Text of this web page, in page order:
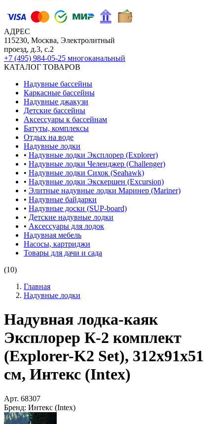
АДРЕС
115230, Москва, Электролитный
проезд, д.3, с.2
+7 (495) 984-05-25 многоканальный
КАТАЛОГ ТОВАРОВ
Надувные бассейны
Каркасные бассейны
Надувные джакузи
Детские бассейны
Аксессуары к бассейнам
Батуты, комплексы
Отдых на воде
Надувные лодки
• Надувные лодки Эксплорер (Explorer)
• Надувные лодки Челенджер (Challenger)
• Надувные лодки Сихок (Seahawk)
• Надувные лодки Экскершен (Excursion)
• Элитные надувные лодки Маринер (Mariner)
• Надувные байдарки
• Надувные доски (SUP-board)
• Детские надувные лодки
• Аксессуары для лодок
Надувная мебель
Насосы, картриджи
Товары для дачи и сада
(10)
Главная
Надувные лодки
Надувная лодка-каяк
Эксплорер К-2 комплект
(Explorer-K2 Set), 312х91х51
см, Интекс (Intex)
Арт. 68307
Бренд: Интекс (Intex)